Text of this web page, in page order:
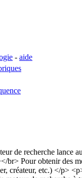
- aide